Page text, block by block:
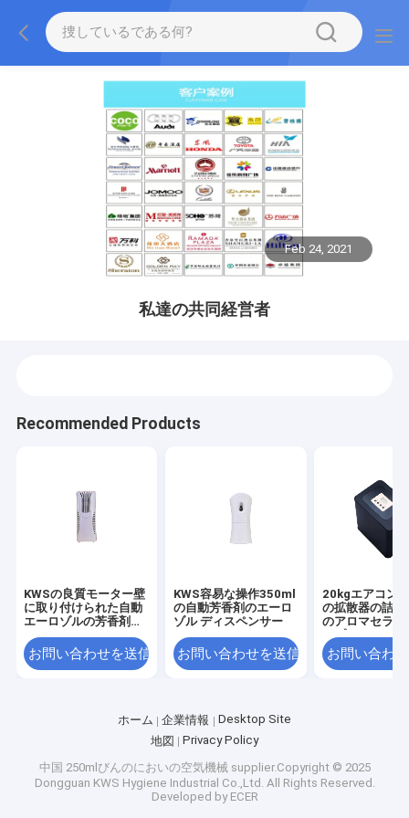
Feb 24, 2021
私達の共同経営者
Recommended Products
KWSの良質モーター壁
に取り付けられた自動
エーロゾルの芳香剤デ
ィスペンサー
お問い合わせを送信
KWS容易な操作350ml
の自動芳香剤のエーロ
ゾル ディスペンサー
お問い合わせを送信
20kgエアコン
の拡散器の詰め
のアロマセラピ
イプHVAC
お問い合わ
ホーム 企業情報
Desktop Site
地図
Privacy Policy
中国 250mlびんのにおいの空気機械 supplier.Copyright © 2025
Dongguan KWS Hygiene Industrial Co.,Ltd. All Rights Reserved.
Developed by ECER